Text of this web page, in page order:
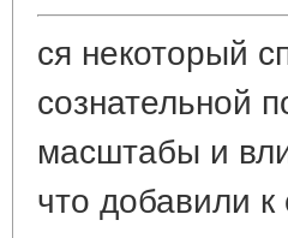
ся некоторый
сознательной
масштабы и
что добавили к